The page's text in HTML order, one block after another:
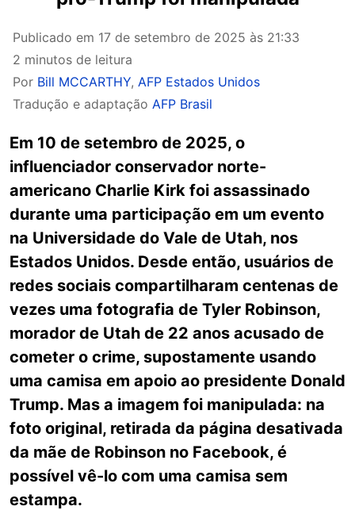
Publicado em 17 de setembro de 2025 às 21:33
2 minutos de leitura
Por Bill MCCARTHY, AFP Estados Unidos
Tradução e adaptação AFP Brasil
Em 10 de setembro de 2025, o
influenciador conservador norte-
americano Charlie Kirk foi assassinado
durante uma participação em um evento
na Universidade do Vale de Utah, nos
Estados Unidos. Desde então, usuários de
redes sociais compartilharam centenas de
vezes uma fotografia de Tyler Robinson,
morador de Utah de 22 anos acusado de
cometer o crime, supostamente usando
uma camisa em apoio ao presidente Donald
Trump. Mas a imagem foi manipulada: na
foto original, retirada da página desativada
da mãe de Robinson no Facebook, é
possível vê-lo com uma camisa sem
estampa.